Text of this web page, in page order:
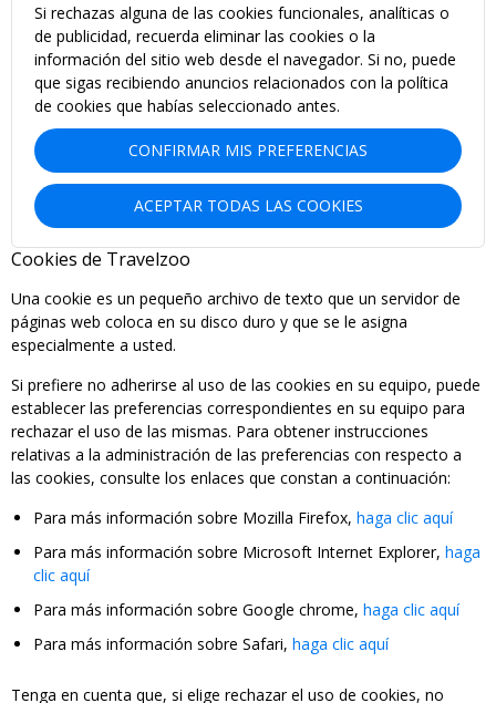
Si rechazas alguna de las cookies funcionales, analíticas o
de publicidad, recuerda eliminar las cookies o la
información del sitio web desde el navegador. Si no, puede
que sigas recibiendo anuncios relacionados con la política
de cookies que habías seleccionado antes.
CONFIRMAR MIS PREFERENCIAS
ACEPTAR TODAS LAS COOKIES
Cookies de Travelzoo
Una cookie es un pequeño archivo de texto que un servidor de
páginas web coloca en su disco duro y que se le asigna
especialmente a usted.
Si prefiere no adherirse al uso de las cookies en su equipo, puede
establecer las preferencias correspondientes en su equipo para
rechazar el uso de las mismas. Para obtener instrucciones
relativas a la administración de las preferencias con respecto a
las cookies, consulte los enlaces que constan a continuación:
Para más información sobre Mozilla Firefox, haga clic aquí
Para más información sobre Microsoft Internet Explorer, haga
clic aquí
Para más información sobre Google chrome, haga clic aquí
Para más información sobre Safari, haga clic aquí
Tenga en cuenta que, si elige rechazar el uso de cookies, no